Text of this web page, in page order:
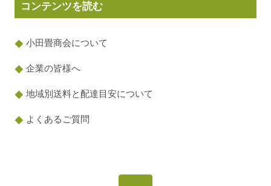
コンテンツを読む
小田畳商会について
企業の皆様へ
地域別送料と配達目安について
よくあるご質問